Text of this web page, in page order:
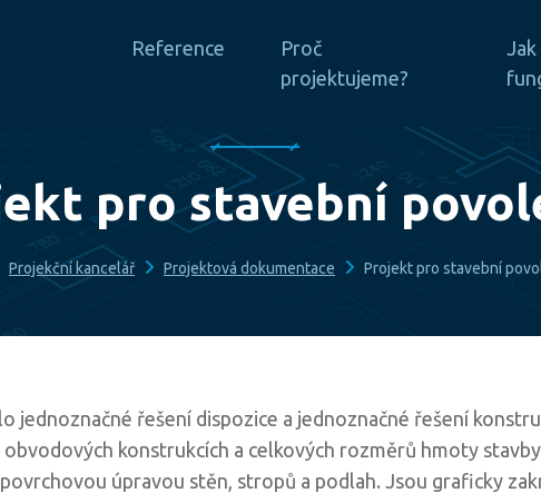
Reference
Proč
projektujeme?
Jak
pro stavební
Projekční kancelář Projektová dokumentace Projekt pro stavební
jednoznačné řešení dispozice a jednoznačné řešení
konstrukcích a celkových rozměrů hmoty
úpravou stěn, stropů a podlah. Jsou graficky